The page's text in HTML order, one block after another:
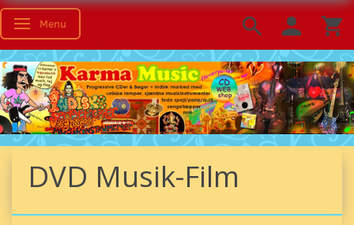
Skifte navigation
Menu
DVD Musik-Film